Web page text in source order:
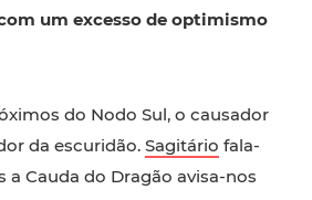
um excesso de optimismo
do Nodo Sul, o causador
da escuridão. Sagitário fala-
a Cauda do Dragão avisa-nos